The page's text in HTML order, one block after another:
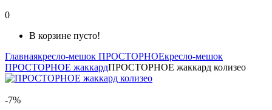
0
В корзине пусто!
Главнаякресло-мешок ПРОСТОРНОЕкресло-мешок
ПРОСТОРНОЕ жаккардПРОСТОРНОЕ жаккард колизео
-7%